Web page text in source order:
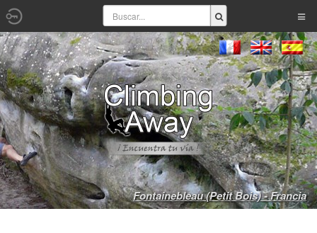
Fontainebleau (Petit Bois) - Francia